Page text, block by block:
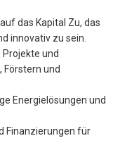
das Kapital Zu, das
innovativ zu sein.
und
Förstern und
Energielösungen und
Finanzierungen für